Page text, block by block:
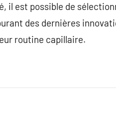
il est possible de
des dernières
routine capillaire.